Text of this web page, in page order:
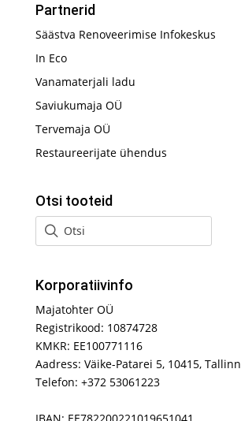
Partnerid
Säästva Renoveerimise Infokeskus
In Eco
Vanamaterjali ladu
Saviukumaja OÜ
Tervemaja OÜ
Restaureerijate ühendus
Otsi tooteid
Korporatiivinfo
Majatohter OÜ
Registrikood: 10874728
KMKR: EE100771116
Aadress: Väike-Patarei 5, 10415, Tallinn
Telefon: +372 53061223